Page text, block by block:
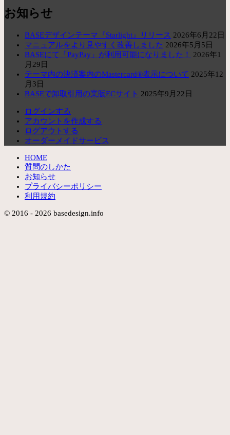
お知らせ
BASEデザインテーマ『Starlight』リリース 2026年6月22日
マニュアルをより見やすく改善しました 2026年5月5日
BASEにて「PayPay」が利用可能になりました！
2026年1
月29日
テーマ内の決済案内のMastercard®表示について 2025年12
月3日
BASEで卸取引用の業販ECサイト 2025年9月22日
ログインする
アカウントを作成する
ログアウトする
オーダーメイドサービス
HOME
質問のしかた
お知らせ
プライバシーポリシー
利用規約
© 2016 - 2026 basedesign.info